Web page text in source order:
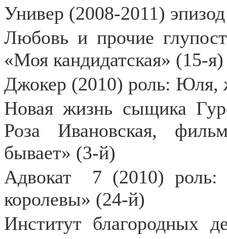
Универ (2008-2011) эпизод
Любовь и прочие
«Моя кандидатская» (15-я)
Джокер (2010) роль: Юля,
Новая жизнь сыщика
Роза Ивановская,
бывает» (3-й)
Адвокат
7 (2010) роль:
королевы» (24-й)
Институт благородных